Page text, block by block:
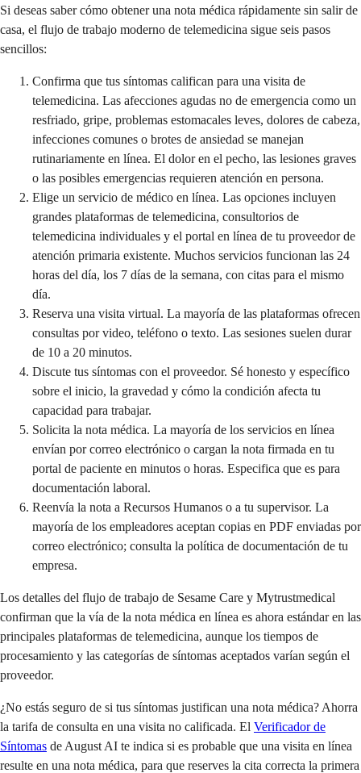
Si deseas saber cómo obtener una nota médica rápidamente sin salir de
casa, el flujo de trabajo moderno de telemedicina sigue seis pasos
sencillos:
Confirma que tus síntomas califican para una visita de
telemedicina. Las afecciones agudas no de emergencia como un
resfriado, gripe, problemas estomacales leves, dolores de cabeza,
infecciones comunes o brotes de ansiedad se manejan
rutinariamente en línea. El dolor en el pecho, las lesiones graves
o las posibles emergencias requieren atención en persona.
Elige un servicio de médico en línea. Las opciones incluyen
grandes plataformas de telemedicina, consultorios de
telemedicina individuales y el portal en línea de tu proveedor de
atención primaria existente. Muchos servicios funcionan las 24
horas del día, los 7 días de la semana, con citas para el mismo
día.
Reserva una visita virtual. La mayoría de las plataformas ofrecen
consultas por video, teléfono o texto. Las sesiones suelen durar
de 10 a 20 minutos.
Discute tus síntomas con el proveedor. Sé honesto y específico
sobre el inicio, la gravedad y cómo la condición afecta tu
capacidad para trabajar.
Solicita la nota médica. La mayoría de los servicios en línea
envían por correo electrónico o cargan la nota firmada en tu
portal de paciente en minutos o horas. Especifica que es para
documentación laboral.
Reenvía la nota a Recursos Humanos o a tu supervisor. La
mayoría de los empleadores aceptan copias en PDF enviadas por
correo electrónico; consulta la política de documentación de tu
empresa.
Los detalles del flujo de trabajo de Sesame Care y Mytrustmedical
confirman que la vía de la nota médica en línea es ahora estándar en las
principales plataformas de telemedicina, aunque los tiempos de
procesamiento y las categorías de síntomas aceptados varían según el
proveedor.
¿No estás seguro de si tus síntomas justifican una nota médica? Ahorra
la tarifa de consulta en una visita no calificada. El Verificador de
Síntomas de August AI te indica si es probable que una visita en línea
resulte en una nota médica, para que reserves la cita correcta la primera